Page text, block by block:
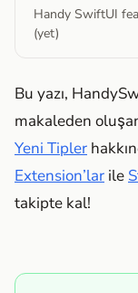
Handy SwiftUI
(yet)
Bu yazı,
makaleden
Yeni Tipler
Extension’lar ile
takipte kal!